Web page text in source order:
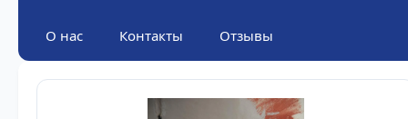
О нас Контакты Отзывы